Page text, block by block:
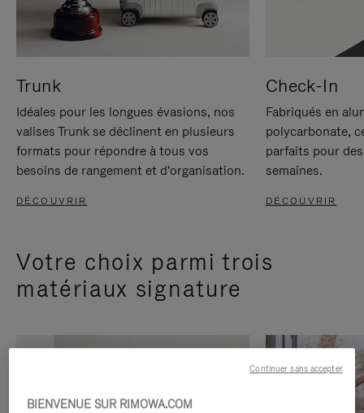
Trunk
Idéales pour les longues évasions, nos
valises Trunk se déclinent en plusieurs
formats pour répondre à tous vos
besoins de rangement et d'organisation.
DÉCOUVRIR
Check-In
Fabriqués en
polycarbonate,
parfaits pour
semaines.
DÉCOUVRIR
Votre choix parmi trois
matériaux signature
BIENVENUE SUR RIMOWA.COM
Continuer sans accepter